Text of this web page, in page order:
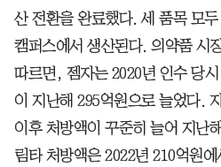
산 전환을 완료했다. 세 품목 모
캠퍼스에서 생산된다. 의약품 시
따르면, 젬자는 2020년 인수 당
이 지난해 295억원으로 늘었다.
이후 처방액이 꾸준히 늘어 지난
림타 처방액은 2022년 210억원